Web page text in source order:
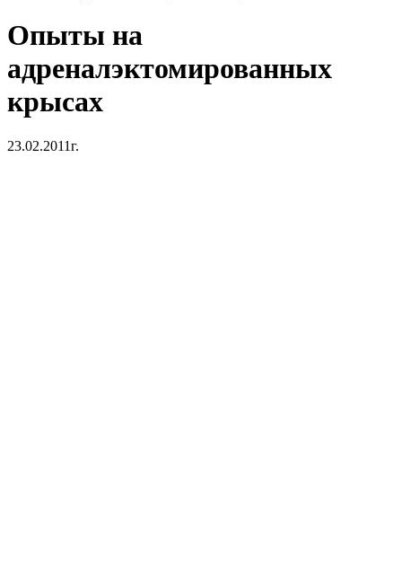
Опыты на
адреналэктомированных
крысах
23.02.2011г.